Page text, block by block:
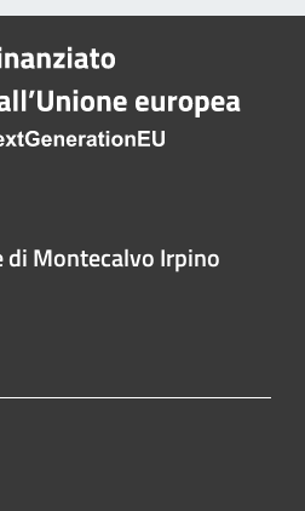
di Montecalvo Irpino